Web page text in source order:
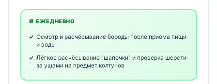
📆 ЕЖЕДНЕВНО
Осмотр и расчёсывание бороды после приёма пищи
и воды
Лёгкое расчёсывание "шапочки" и проверка шерсти
за ушами на предмет колтунов